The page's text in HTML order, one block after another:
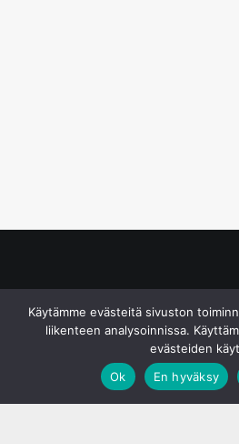
Käytämme evästeitä sivuston
liikenteen analysoinnissa.
evästeiden
Ok
En hyväksy